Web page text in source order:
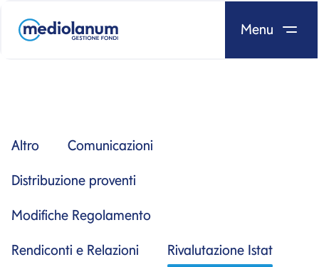
Salta al contenuto
Menu
Altro Comunicazioni
Distribuzione proventi
Modifiche Regolamento
Rendiconti e Relazioni Rivalutazione Istat